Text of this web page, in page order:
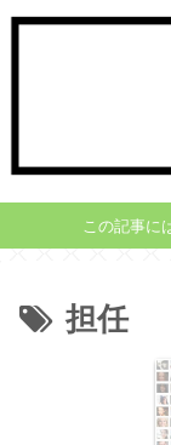
この記事に
担任